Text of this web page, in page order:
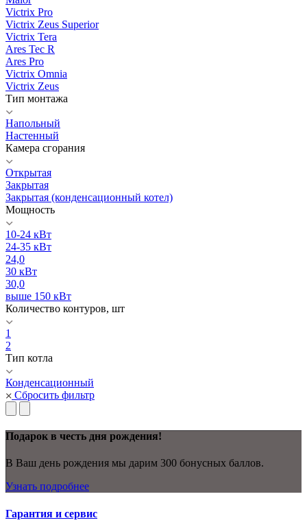
Victrix Pro
Victrix Zeus Superior
Victrix Tera
Ares Tec R
Ares Pro
Victrix Omnia
Victrix Zeus
Тип монтажа
Напольный
Настенный
Камера сгорания
Открытая
Закрытая
Закрытая (конденсационный котел)
Мощность
10-24 кВт
24-35 кВт
24,0
30 кВт
30,0
выше 150 кВт
Количество контуров, шт
1
2
Тип котла
Конденсационный
Сбросить фильтр
Подарок в честь дня рождения!
В Ваш день рождения мы дарим 300 бонусных баллов.
Узнать подробнее
Гарантия и сервис